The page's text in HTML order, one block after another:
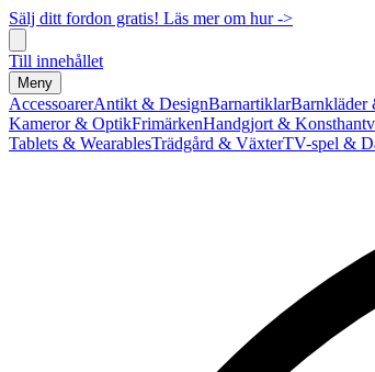
Sälj ditt fordon gratis! Läs mer om hur ->
Till innehållet
Meny
AccessoarerAntikt & DesignBarnartiklarBarnkläder
Kameror & OptikFrimärkenHandgjort &
Tablets & WearablesTrädgård & VäxterTV-spel &